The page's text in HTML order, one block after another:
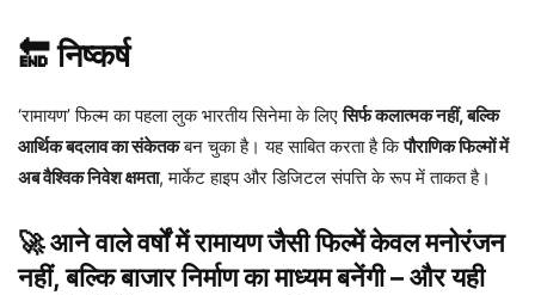
🔚 निष्कर्ष
‘रामायण’ फिल्म का पहला लुक भारतीय सिनेमा के लिएसिर्फ कलात्मक नहीं, बल्कि
आर्थिक बदलाव का संकेतकबन चुका है। यह साबित करता है किपौराणिक फिल्मों में
अब वैश्विक निवेश क्षमता, मार्केट हाइप और डिजिटल संपत्ति के रूप में ताकत है।
🚀 आने वाले वर्षों में रामायण जैसी फिल्में केवलमनोरंजन
नहीं, बल्किबाजार निर्माण का माध्यमबनेंगी – और यही